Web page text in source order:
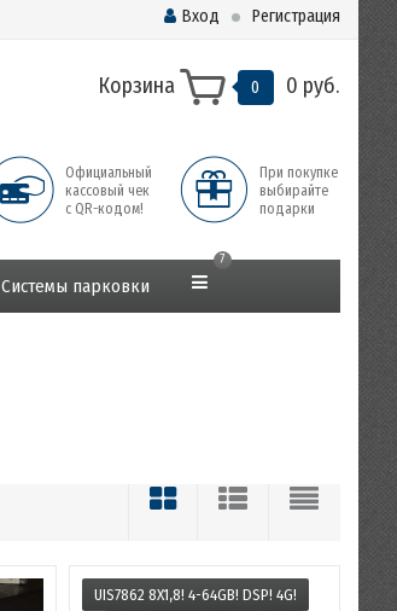
Вход Регистрация
Корзина 0 0 руб.
Официальный
кассовый чек
с QR-кодом!
При покупке
выбирайте
подарки
Системы парковки
7
UIS7862 8X1,8! 4-64GB! DSP! 4G!